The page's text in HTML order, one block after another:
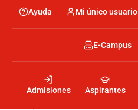
main
Menu
encabezado
Ayuda Mi único usuario
encabezado
Admisiones Aspirantes
Menu
encabezado
-
Derecha
E-Campus